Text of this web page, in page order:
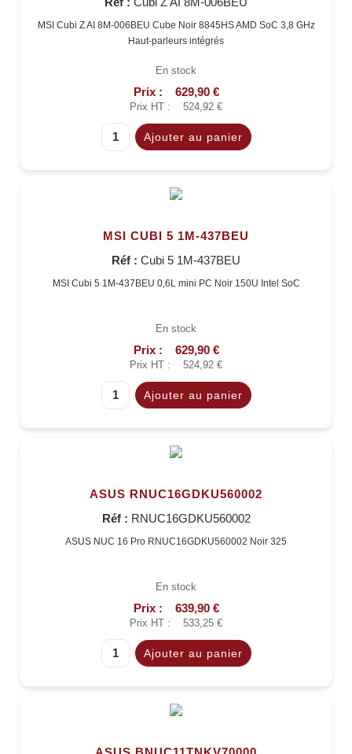
MSI Cubi Z AI 8M-006BEU Cube Noir 8845HS AMD SoC 3,8 GHz
Haut-parleurs intégrés
En stock
Prix : 629,90 €
Prix HT : 524,92 €
MSI CUBI 5 1M-437BEU
Réf : Cubi 5 1M-437BEU
MSI Cubi 5 1M-437BEU 0,6L mini PC Noir 150U Intel SoC
En stock
Prix : 629,90 €
Prix HT : 524,92 €
ASUS RNUC16GDKU560002
Réf : RNUC16GDKU560002
ASUS NUC 16 Pro RNUC16GDKU560002 Noir 325
En stock
Prix : 639,90 €
Prix HT : 533,25 €